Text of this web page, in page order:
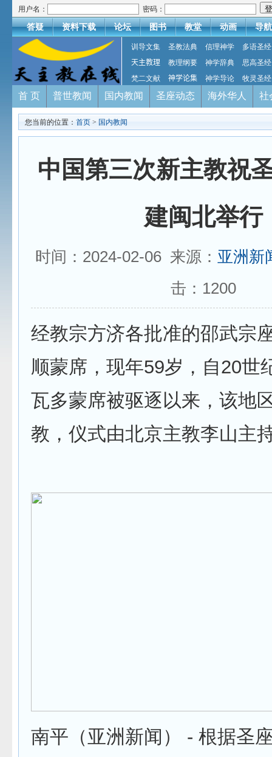
用户名： 密码：
答疑 资料下载 论坛 图书 教堂 动画 导航
训导文集 圣教法典 信理神学
多语圣经
天主教理
教理纲要 神学辞典
思高圣经
梵二文献
神学论集 神学导论 牧灵圣经
首 页 普世教闻 国内教闻 圣座动态 海外华人 社
您当前的位置： 首页 > 国内教闻
中国第三次新主教祝
建闽北举行
时间：2024-02-06 来源： 亚洲新
击： 1200
经教宗方济各批准的邵武宗
顺蒙席，现年59岁，自20世
瓦多蒙席被驱逐以来，该地
教，仪式由北京主教李山主
南平（亚洲新闻） - 根据圣